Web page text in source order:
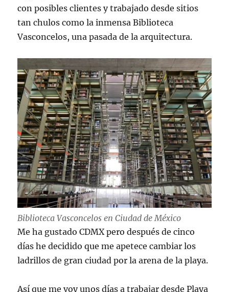
con posibles clientes y trabajado desde sitios
tan chulos como la inmensa Biblioteca
Vasconcelos, una pasada de la arquitectura.
Biblioteca Vasconcelos en Ciudad de México
Me ha gustado CDMX pero después de cinco
días he decidido que me apetece cambiar los
ladrillos de gran ciudad por la arena de la playa.
Así que me voy unos días a trabajar desde Playa